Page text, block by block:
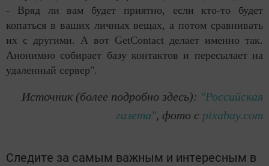
- Вряд ли вам будет приятно, если кто-то будет
копаться в ваших личных вещах, а потом сравнивать
их с другими. А вот GetContact делает именно так.
Анонимно собирает базу контактов и пересылает на
удаленный сервер".
Источник (более подробно здесь): "Российская
газета", фото с pixabay.com
Следите за самым важным и интересным в